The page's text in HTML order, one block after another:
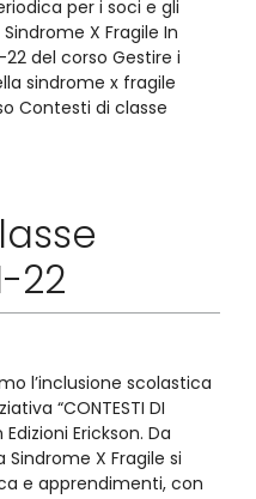
per i soci e gli
X Fragile In
del corso Gestire i
sindrome x fragile
Contesti di classe
22
l’inclusione scolastica
“CONTESTI DI
Erickson. Da
Sindrome X Fragile si
e apprendimenti, con